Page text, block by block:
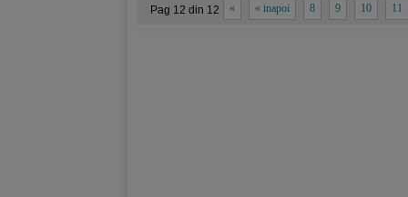
Pag 12 din 12 « « inapoi 8 9 10 11